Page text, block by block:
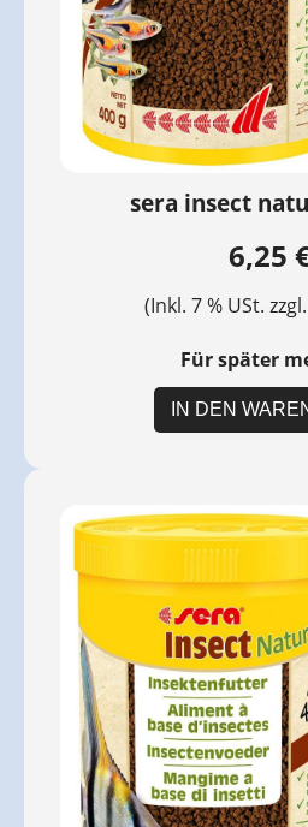
sera insect
6,25
(Inkl. 7 % USt. zzgl.
Für später
IN DEN